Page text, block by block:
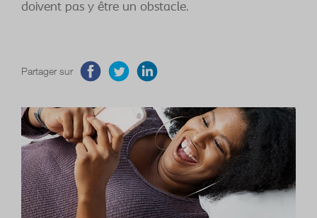
doivent pas y être un obstacle.
Partager sur